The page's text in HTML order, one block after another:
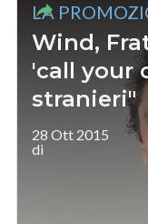
LA
Wind,
'call your
stranieri"
28 Ott 2015
di